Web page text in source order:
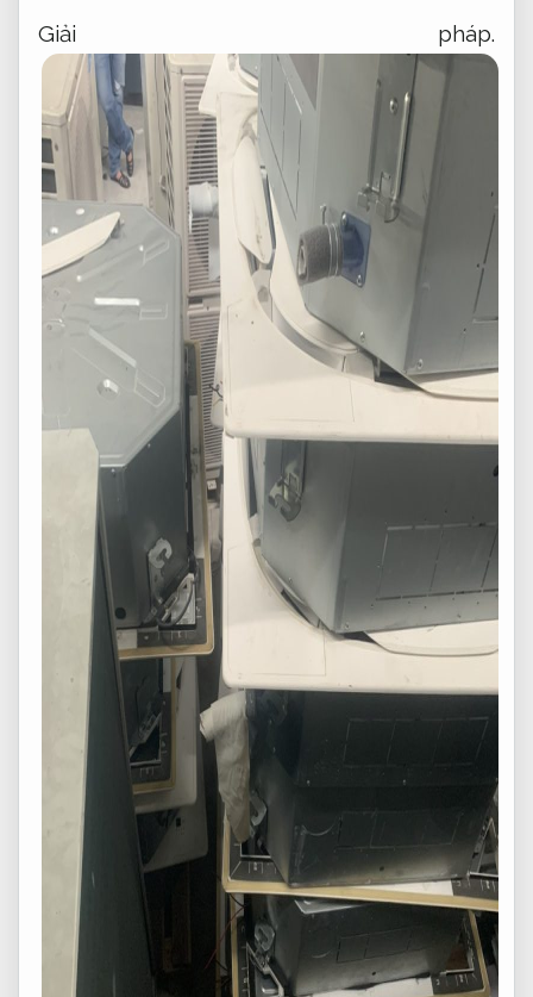
Giải pháp.